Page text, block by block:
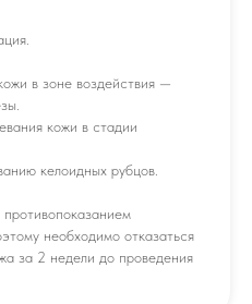
в зоне воздействия —
кожи в стадии
келоидных рубцов.
необходимо отказаться
за 2 недели до проведения